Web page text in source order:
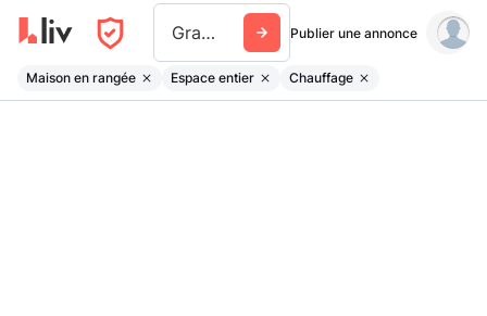
Grande Prairie Publier une annonce
Maison en rangée Espace entier Chauffage